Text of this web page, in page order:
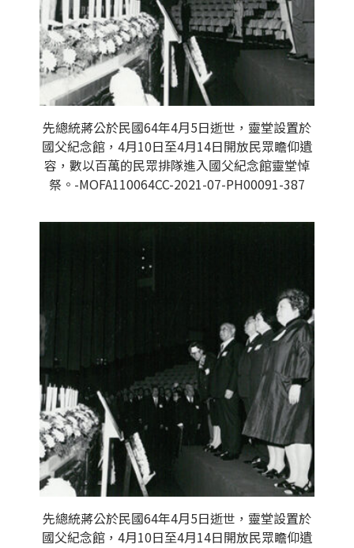
先總統蔣公於民國64年4月5日逝世，靈堂設置於
國父紀念館，4月10日至4月14日開放民眾瞻仰遺
容，數以百萬的民眾排隊進入國父紀念館靈堂悼
祭。-MOFA110064CC-2021-07-PH00091-387
先總統蔣公於民國64年4月5日逝世，靈堂設置於
國父紀念館，4月10日至4月14日開放民眾瞻仰遺